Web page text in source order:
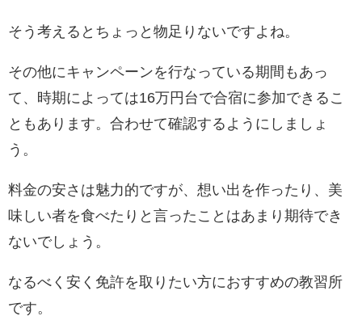
そう考えるとちょっと物足りないですよね。
その他にキャンペーンを行なっている期間もあっ
て、時期によっては16万円台で合宿に参加できるこ
ともあります。合わせて確認するようにしましょ
う。
料金の安さは魅力的ですが、想い出を作ったり、美
味しい者を食べたりと言ったことはあまり期待でき
ないでしょう。
なるべく安く免許を取りたい方におすすめの教習所
です。